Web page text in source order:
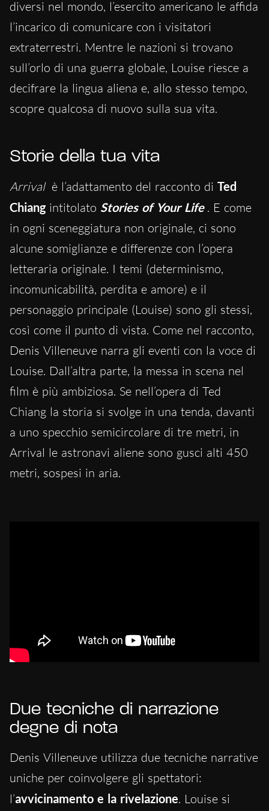
diversi nel mondo, l’esercito americano le affida
l’incarico di comunicare con i visitatori
extraterrestri. Mentre le nazioni si trovano
sull’orlo di una guerra globale, Louise riesce a
decifrare la lingua aliena e, allo stesso tempo,
scopre qualcosa di nuovo sulla sua vita.
Storie della tua vita
Arrival è l’adattamento del racconto di Ted
Chiangintitolato Stories of Your Life . E come
in ogni sceneggiatura non originale, ci sono
alcune somiglianze e differenze con l’opera
letteraria originale. I temi (determinismo,
incomunicabilità, perdita e amore) e il
personaggio principale (Louise) sono gli stessi,
così come il punto di vista. Come nel racconto,
Denis Villeneuve narra gli eventi con la voce di
Louise. Dall’altra parte, la messa in scena nel
film è più ambiziosa. Se nell’opera di Ted
Chiang la storia si svolge in una tenda, davanti
a uno specchio semicircolare di tre metri, in
Arrival le astronavi aliene sono gusci alti 450
metri, sospesi in aria.
Due tecniche di narrazione
degne di nota
Denis Villeneuve utilizza due tecniche narrative
uniche per coinvolgere gli spettatori:
l’avvicinamento e la rivelazione. Louise si